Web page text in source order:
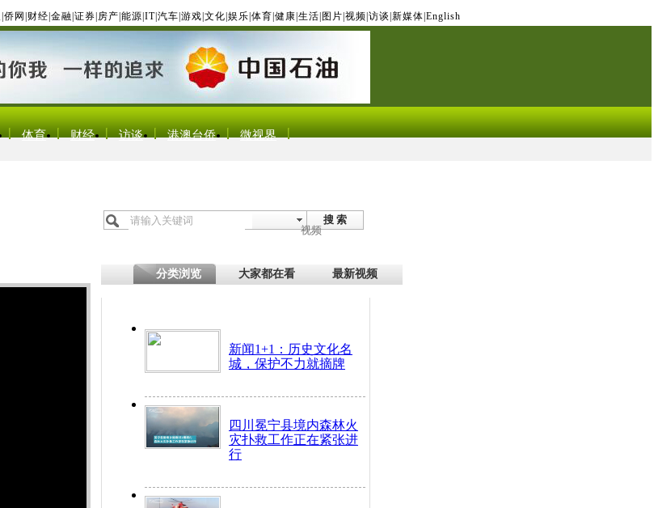
侨网 财经 金融 证券 房产 能源 IT| 汽车 游戏 文化 娱乐 体育 健康 生活 图片 视频 访谈 新媒体 English
体育 财经 访谈 港澳台侨 微视界
搜 索
视频
分类浏览 大家都在看 最新视频
新闻1+1：历史文化名
城，保护不力就摘牌
四川冕宁县境内森林火
灾扑救工作正在紧张进
行